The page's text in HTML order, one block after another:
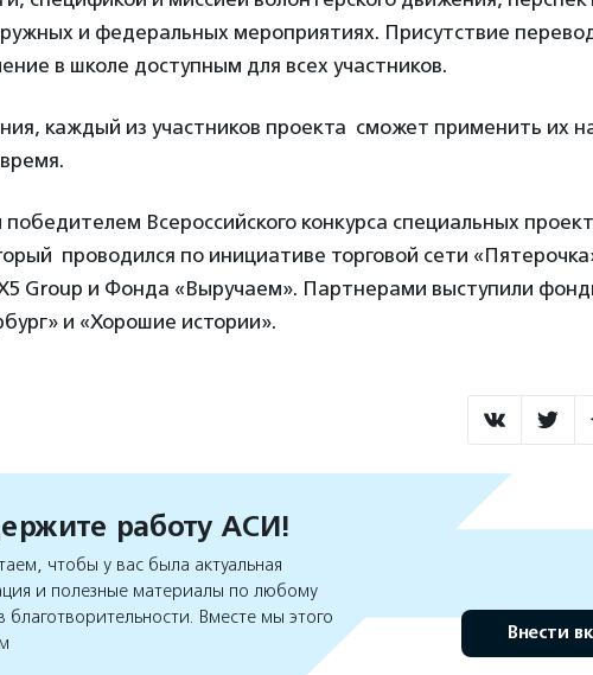
и федеральных мероприятиях. Присутствие
в школе доступным для всех участников.
каждый из участников проекта сможет применить их
победителем Всероссийского конкурса специальных
проводился по инициативе торговой сети
Group и Фонда «Выручаем». Партнерами выступили
и «Хорошие истории».
работу АСИ!
чтобы у вас была актуальная
и полезные материалы по любому
благотворительности. Вместе мы этого
Внести